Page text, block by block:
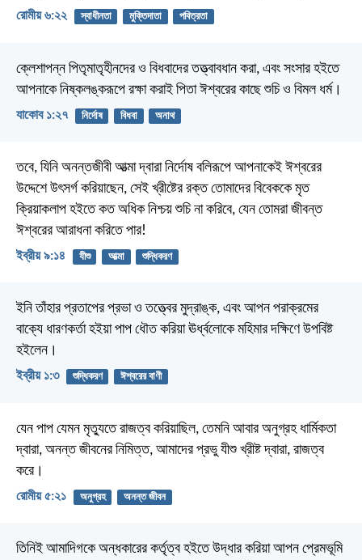
রোমীয় ৬:২২ স্বাধীনতা মুক্তিদাতা পবিত্রতা
ক্লেশাপন্ন পিতৃমাতৃহীনদের ও বিধবাদের তত্ত্বাবধান করা, এবং সংসার হইতে
আপনাকে নিষ্কলঙ্করূপে রক্ষা করাই পিতা ঈশ্বরের কাছে শুচি ও বিমল ধর্ম।
যাকোব ১:২৭ নির্দোষ বিধবা অনাথ
তবে, যিনি অনন্তজীবী আত্মা দ্বারা নির্দোষ বলিরূপে আপনাকেই ঈশ্বরের
উদ্দেশে উৎসর্গ করিয়াছেন, সেই খ্রীষ্টের রক্ত তোমাদের বিবেককে মৃত
ক্রিয়াকলাপ হইতে কত অধিক নিশ্চয় শুচি না করিবে, যেন তোমরা জীবন্ত
ঈশ্বরের আরাধনা করিতে পার!
ইব্রীয় ৯:১৪ যীশু আত্মা শুদ্ধিকরণ
ইনি তাঁহার প্রতাপের প্রভা ও তত্ত্বের মুদ্রাঙ্ক, এবং আপন পরাক্রমের
বাক্যে ধারণকর্তা হইয়া পাপ ধৌত করিয়া ঊর্ধ্বলোকে মহিমার দক্ষিণে উপবিষ্ট
হইলেন।
ইব্রীয় ১:৩ শুদ্ধিকরণ ঈশ্বরের বাণী
যেন পাপ যেমন মৃত্যুতে রাজত্ব করিয়াছিল, তেমনি আবার অনুগ্রহ ধার্মিকতা
দ্বারা, অনন্ত জীবনের নিমিত্ত, আমাদের প্রভু যীশু খ্রীষ্ট দ্বারা, রাজত্ব
করে।
রোমীয় ৫:২১ অনুগ্রহ অনন্ত জীবন
তিনিই আমাদিগকে অন্ধকারের কর্তৃত্ব হইতে উদ্ধার করিয়া আপন প্রেমভূমি